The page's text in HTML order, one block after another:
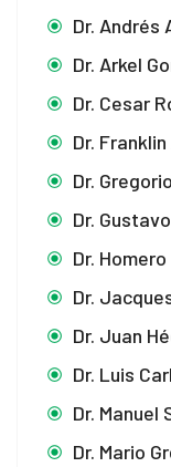
Dr. Andrés
Dr. Arkel
Dr. Cesar
Dr.
Dr.
Dr.
Dr.
Dr.
Dr. Juan
Dr. Luis
Dr. Manuel
Dr. Mario